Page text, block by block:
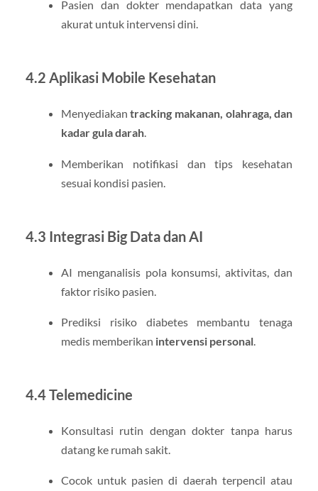
Pasien dan dokter mendapatkan data yang
akurat untuk intervensi dini.
4.2 Aplikasi Mobile Kesehatan
Menyediakantracking makanan, olahraga, dan
kadar gula darah.
Memberikan notifikasi dan tips kesehatan
sesuai kondisi pasien.
4.3 Integrasi Big Data dan AI
AI menganalisis pola konsumsi, aktivitas, dan
faktor risiko pasien.
Prediksi risiko diabetes membantu tenaga
medis memberikan intervensi personal.
4.4 Telemedicine
Konsultasi rutin dengan dokter tanpa harus
datang ke rumah sakit.
Cocok untuk pasien di daerah terpencil atau